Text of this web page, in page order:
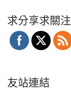
求分享求關注
友站連結